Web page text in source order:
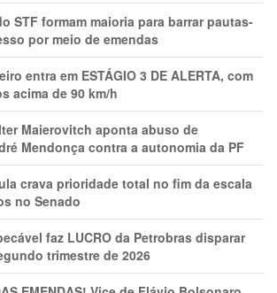
STF formam maioria para barrar pautas-
por meio de emendas
entra em ESTÁGIO 3 DE ALERTA, com
acima de 90 km/h
Maierovitch aponta abuso de
Mendonça contra a autonomia da PF
crava prioridade total no fim da escala
no Senado
faz LUCRO da Petrobras disparar
trimestre de 2026